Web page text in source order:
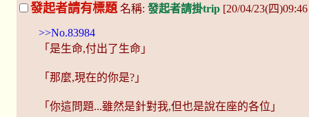
發起者請有標題 名稱: 發起者請掛trip [20/04/23(四
>>No.83984
「是生命,付出了生命」
「那麼,現在的你是?」
「你這問題...雖然是針對我,但也是說在座的各位」